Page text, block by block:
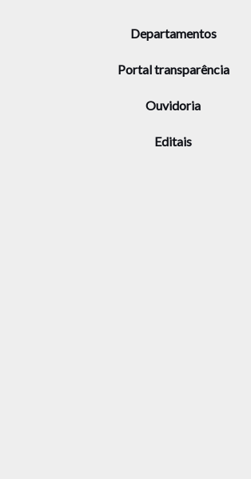
Departamentos
Portal transparência
Ouvidoria
Editais